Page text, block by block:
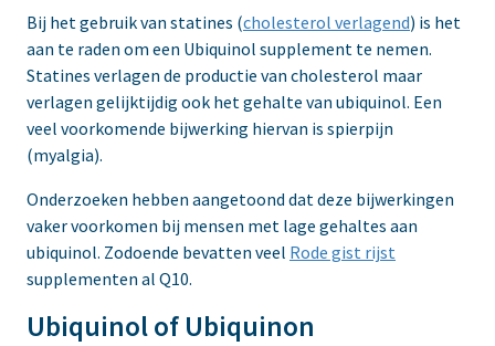
Bij het gebruik van statines (cholesterol verlagend) is het
aan te raden om een Ubiquinol supplement te nemen.
Statines verlagen de productie van cholesterol maar
verlagen gelijktijdig ook het gehalte van ubiquinol. Een
veel voorkomende bijwerking hiervan is spierpijn
(myalgia).
Onderzoeken hebben aangetoond dat deze bijwerkingen
vaker voorkomen bij mensen met lage gehaltes aan
ubiquinol. Zodoende bevatten veel Rode gist rijst
supplementen al Q10.
Ubiquinol of Ubiquinon